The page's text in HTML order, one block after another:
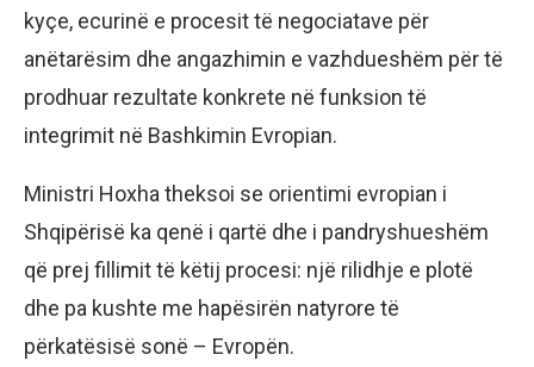
kyçe, ecurinë e procesit të negociatave për
anëtarësim dhe angazhimin e vazhdueshëm për të
prodhuar rezultate konkrete në funksion të
integrimit në Bashkimin Evropian.
Ministri Hoxha theksoi se orientimi evropian i
Shqipërisë ka qenë i qartë dhe i pandryshueshëm
që prej fillimit të këtij procesi: një rilidhje e plotë
dhe pa kushte me hapësirën natyrore të
përkatësisë sonë – Evropën.